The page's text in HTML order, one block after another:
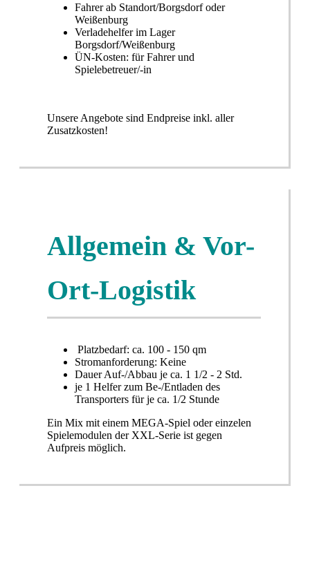
Fahrer ab Standort/Borgsdorf oder
Weißenburg
Verladehelfer im Lager
Borgsdorf/Weißenburg
ÜN-Kosten: für Fahrer und
Spielebetreuer/-in
Unsere Angebote sind Endpreise inkl. aller
Zusatzkosten!
Allgemein & Vor-
Ort-Logistik
Platzbedarf: ca. 100 - 150 qm
Stromanforderung: Keine
Dauer Auf-/Abbau je ca. 1 1/2 - 2 Std.
je 1 Helfer zum Be-/Entladen des
Transporters für je ca. 1/2 Stunde
Ein Mix mit einem MEGA-Spiel oder einzelen
Spielemodulen der XXL-Serie ist gegen
Aufpreis möglich.